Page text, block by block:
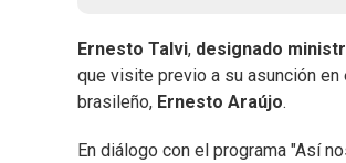
Ernesto Talvi, designado
que visite previo a su asunción
brasileño, Ernesto Araújo.
En diálogo con el programa "Así